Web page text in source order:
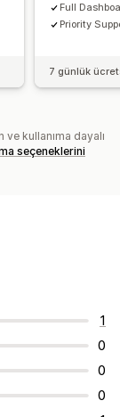
Full
Priority
7 günlük
ve kullanıma dayalı
seçeneklerini
1
0
0
0